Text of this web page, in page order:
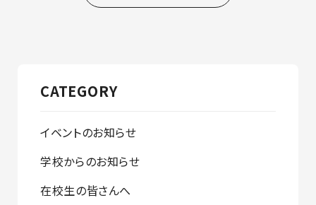
CATEGORY
イベントのお知らせ
学校からのお知らせ
在校生の皆さんへ